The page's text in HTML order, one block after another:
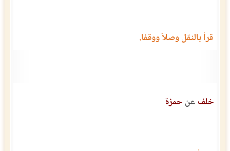
قرأ بالنقل وصلاً ووقفا.
خلف عن حمزة